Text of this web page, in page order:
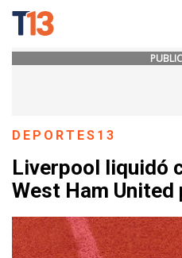
DEPORTES13
Liverpool liquidó
West Ham United